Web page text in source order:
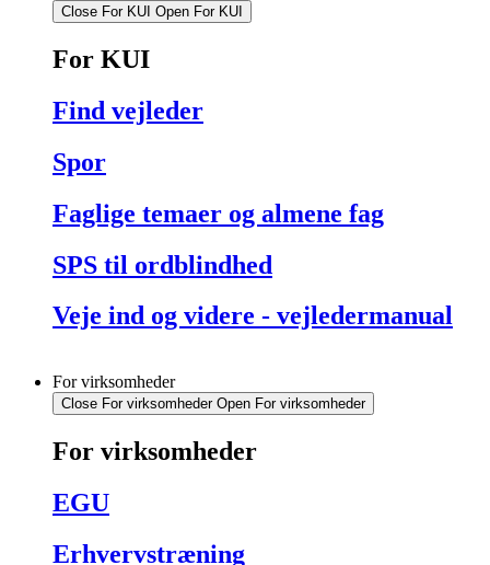
Close For KUI Open For KUI
For KUI
Find vejleder
Spor
Faglige temaer og almene fag
SPS til ordblindhed
Veje ind og videre - vejledermanual
For virksomheder
Close For virksomheder Open For virksomheder
For virksomheder
EGU
Erhvervstræning